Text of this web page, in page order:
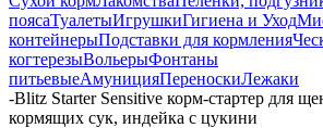
поясаТуалетыИгрушкиГигиена и Уход
контейнерыПодставки для кормления
когтерезыВольерыФонтаны
питьевыеАмуницияПереноскиЛежаки
-Blitz Starter Sensitive корм-стартер для
кормящих сук, индейка с цукини